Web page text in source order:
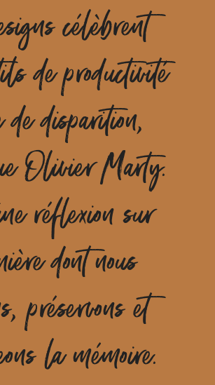
célèbrent
de productivité
de disparition,
Olivier Marty.
réflexion sur
dont nous
préservons et
la mémoire.